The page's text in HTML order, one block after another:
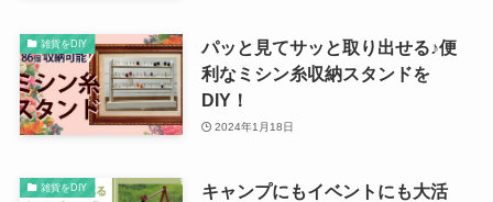
雑貨をDIY
パッと見てサッと取り出せる♪便
利なミシン糸収納スタンドを
DIY！
2024年1月18日
雑貨をDIY
キャンプにもイベントにも大活